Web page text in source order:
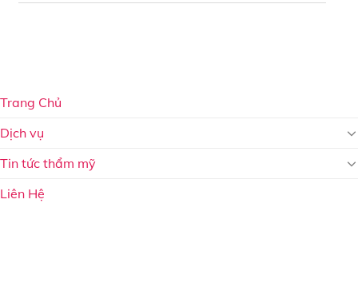
Trang Chủ
Dịch vụ
Tin tức thẩm mỹ
Liên Hệ